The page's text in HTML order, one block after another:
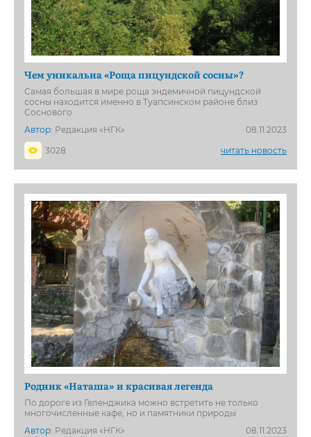
Чем уникальна «Роща пицундской сосны»?
Самая большая в мире роща эндемичной пицундской
сосны находится именно в Туапсинском районе близ
Соснового
Автор: Редакция «НГК»
08.11.2023
3028
читать новость
Родник «Наташа» и красивая легенда
По дороге из Геленджика можно встретить не только
многочисленные кафе, но и памятники природы
Автор: Редакция «НГК» 08.11.2023